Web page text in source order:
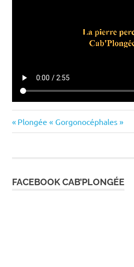
Navigation
Previous
Post:
Plongée « Gorgonocéphales »
FACEBOOK CAB’PLONGÉE